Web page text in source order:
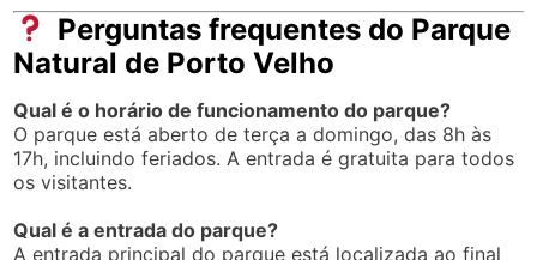
Perguntas frequentes do Parque
Natural de Porto Velho
Qual é o horário de funcionamento do parque?
O parque está aberto de terça a domingo, das 8h às
17h, incluindo feriados. A entrada é gratuita para todos
os visitantes.
Qual é a entrada do parque?
A entrada principal do parque está localizada ao final